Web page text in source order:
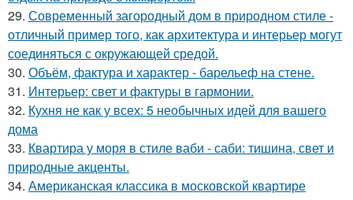
29. Современный загородный дом в природном стиле -
отличный пример того, как архитектура и интерьер могут
соединяться с окружающей средой.
30. Объём, фактура и характер - барельеф на стене.
31. Интерьер: свет и фактуры в гармонии.
32. Кухня не как у всех: 5 необычных идей для вашего
дома
33. Квартира у моря в стиле ваби - саби: тишина, свет и
природные акценты.
34. Американская классика в московской квартире